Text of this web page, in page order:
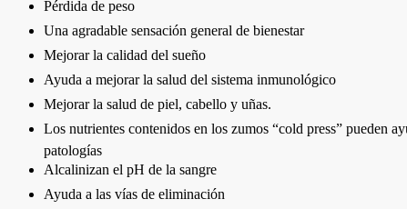
Pérdida de peso
Una agradable sensación general de bienestar
Mejorar la calidad del sueño
Ayuda a mejorar la salud del sistema inmunológico
Mejorar la salud de piel, cabello y uñas.
Los nutrientes contenidos en los zumos “cold press” pueden
patologías
Alcalinizan el pH de la sangre
Ayuda a las vías de eliminación